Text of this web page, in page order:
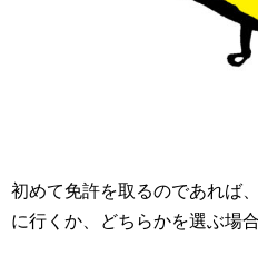
初めて免許を取るのであれば
に行くか、どちらかを選ぶ場